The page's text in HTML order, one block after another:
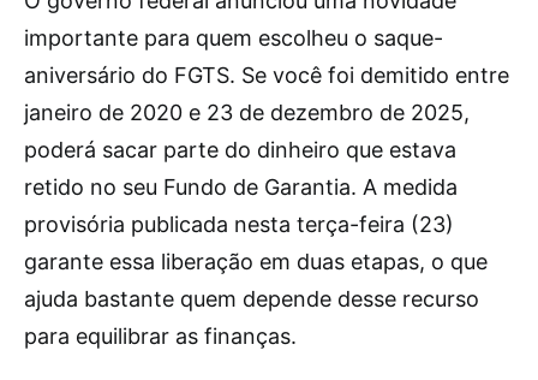
importante para quem escolheu o saque-
aniversário do FGTS. Se você foi demitido entre
janeiro de 2020 e 23 de dezembro de 2025,
poderá sacar parte do dinheiro que estava
retido no seu Fundo de Garantia. A medida
provisória publicada nesta terça-feira (23)
garante essa liberação em duas etapas, o que
ajuda bastante quem depende desse recurso
para equilibrar as finanças.